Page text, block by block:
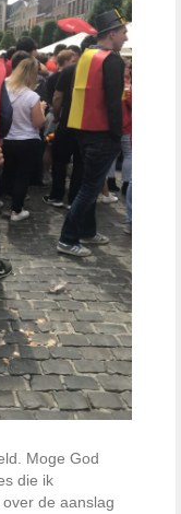
Moge God
die ik
de aanslag